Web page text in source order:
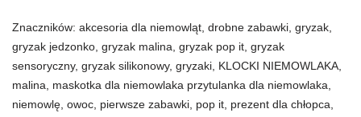
Znaczników: akcesoria dla niemowląt, drobne zabawki, gryzak,
gryzak jedzonko, gryzak malina, gryzak pop it, gryzak
sensoryczny, gryzak silikonowy, gryzaki, KLOCKI NIEMOWLAKA,
malina, maskotka dla niemowlaka przytulanka dla niemowlaka,
niemowlę, owoc, pierwsze zabawki, pop it, prezent dla chłopca,